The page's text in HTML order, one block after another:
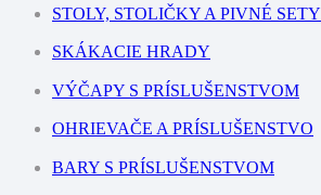
STOLY, STOLIČKY A PIVNÉ SETY
SKÁKACIE HRADY
VÝČAPY S PRÍSLUŠENSTVOM
OHRIEVAČE A PRÍSLUŠENSTVO
BARY S PRÍSLUŠENSTVOM